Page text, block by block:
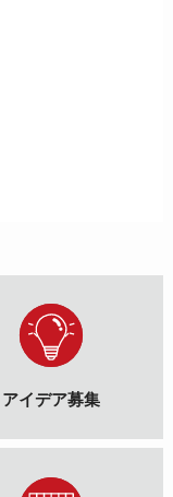
アイデア募集